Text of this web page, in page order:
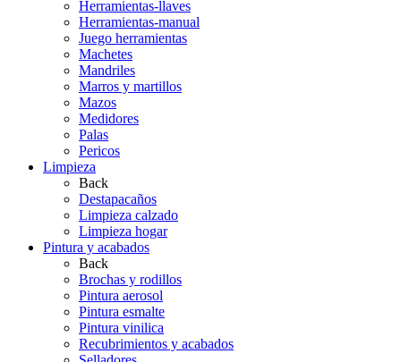
Herramientas-llaves
Herramientas-manual
Juego herramientas
Machetes
Mandriles
Marros y martillos
Mazos
Medidores
Palas
Pericos
Limpieza
Back
Destapacaños
Limpieza calzado
Limpieza hogar
Pintura y acabados
Back
Brochas y rodillos
Pintura aerosol
Pintura esmalte
Pintura vinilica
Recubrimientos y acabados